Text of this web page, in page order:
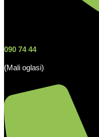
090 74 44
(Mali oglasi)